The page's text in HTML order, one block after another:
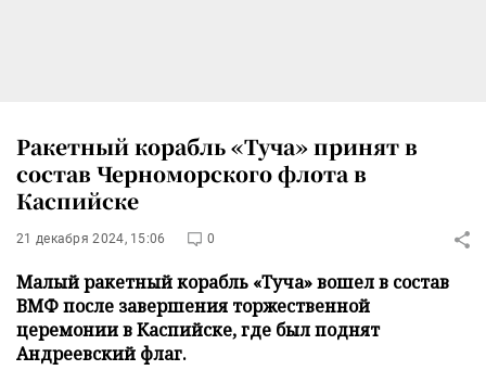
Ракетный корабль «Туча» принят в
состав Черноморского флота в
Каспийске
21 декабря 2024, 15:06 0
Малый ракетный корабль «Туча» вошел в состав
ВМФ после завершения торжественной
церемонии в Каспийске, где был поднят
Андреевский флаг.